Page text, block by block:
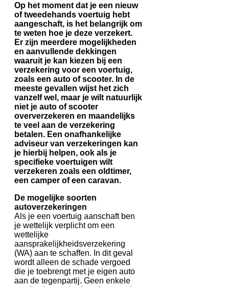
Op het moment dat je een nieuw
of tweedehands voertuig hebt
aangeschaft, is het belangrijk om
te weten hoe je deze verzekert.
Er zijn meerdere mogelijkheden
en aanvullende dekkingen
waaruit je kan kiezen bij een
verzekering voor een voertuig,
zoals een auto of scooter. In de
meeste gevallen wijst het zich
vanzelf wel, maar je wilt natuurlijk
niet je auto of scooter
oververzekeren en maandelijks
te veel aan de verzekering
betalen. Een onafhankelijke
adviseur van verzekeringen kan
je hierbij helpen, ook als je
specifieke voertuigen wilt
verzekeren zoals een oldtimer,
een camper of een caravan.
De mogelijke soorten
autoverzekeringen
Als je een voertuig aanschaft ben
je wettelijk verplicht om een
wettelijke
aansprakelijkheidsverzekering
(WA) aan te schaffen. In dit geval
wordt alleen de schade vergoed
die je toebrengt met je eigen auto
aan de tegenpartij. Geen enkele